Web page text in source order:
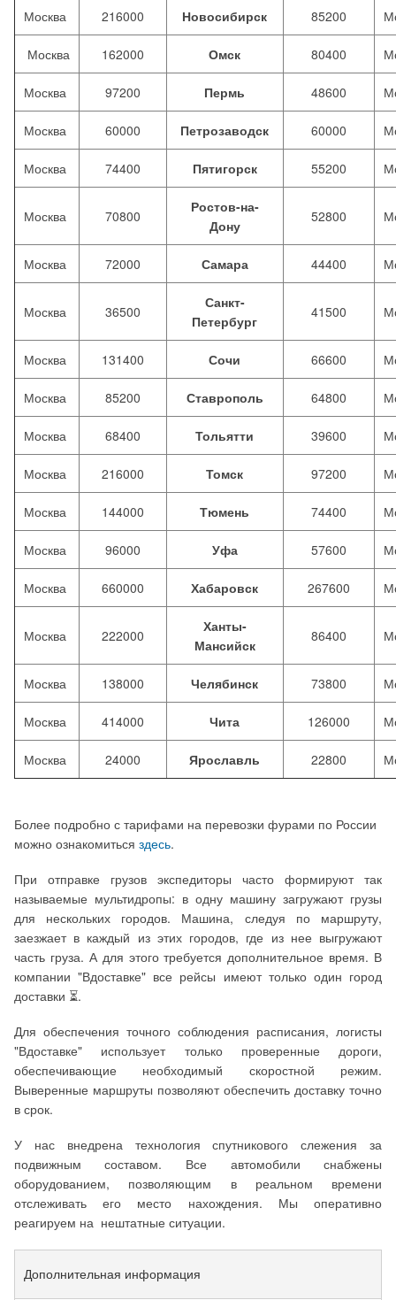
Москва 216000 Новосибирск 85200
Москва 162000 Омск 80400
Москва 97200 Пермь 48600
Москва 60000 Петрозаводск 60000
Москва 74400 Пятигорск 55200
Москва 70800
Ростов-на-
Дону
52800
Москва 72000 Самара 44400
Москва 36500
Санкт-
Петербург
41500
Москва 131400 Сочи 66600
Москва 85200 Ставрополь 64800
Москва 68400 Тольятти 39600
Москва 216000 Томск 97200
Москва 144000 Тюмень 74400
Москва 96000 Уфа 57600
Москва 660000 Хабаровск 267600
Москва 222000
Ханты-
Мансийск
86400
Москва 138000 Челябинск 73800
Москва 414000 Чита 126000
Москва 24000 Ярославль 22800
Более подробно с тарифами на перевозки фурами по России
можно ознакомиться здесь.
При отправке грузов экспедиторы часто формируют так
называемые мультидропы: в одну машину загружают грузы
для нескольких городов. Машина, следуя по маршруту,
заезжает в каждый из этих городов, где из нее выгружают
часть груза. А для этого требуется дополнительное время. В
компании "Вдоставке" все рейсы имеют только один город
доставки ⏳.
Для обеспечения точного соблюдения расписания, логисты
"Вдоставке" использует только проверенные дороги,
обеспечивающие необходимый скоростной режим.
Выверенные маршруты позволяют обеспечить доставку точно
в срок.
У нас внедрена технология спутникового слежения за
подвижным составом. Все автомобили снабжены
оборудованием, позволяющим в реальном времени
отслеживать его место нахождения. Мы оперативно
реагируем на нештатные ситуации.
Дополнительная информация